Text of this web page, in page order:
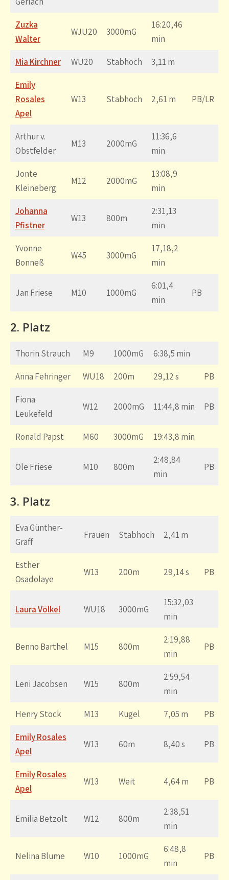
Zuzka
Walter
WJU20 3000mG
16:20,46
min
Mia Kirchner WU20 Stabhoch 3,11 m
Emily
Rosales
Apel
W13 Stabhoch 2,61 m PB/LR
Arthur v.
Obstfelder
M13 2000mG
11:36,6
min
Jonte
Kleineberg
M12 2000mG
13:08,9
min
Johanna
Pfistner
W13 800m
2:31,13
min
Yvonne
Bonneß
W45 3000mG
17,18,2
min
Jan Friese M10 1000mG
6:01,4
min
PB
2. Platz
Thorin Strauch M9 1000mG 6:38,5 min
Anna Fehringer WU18 200m 29,12 s PB
Fiona
Leukefeld
W12 2000mG 11:44,8 min PB
Ronald Papst M60 3000mG 19:43,8 min
Ole Friese M10 800m
2:48,84
min
PB
3. Platz
Eva Günther-
Gräff
Frauen Stabhoch 2,41 m
Esther
Osadolaye
W13 200m 29,14 s PB
Laura Völkel WU18 3000mG
15:32,03
min
Benno Barthel M15 800m
2:19,88
min
PB
Leni Jacobsen W15 800m
2:59,54
min
Henry Stock M13 Kugel 7,05 m PB
Emily Rosales
Apel
W13 60m 8,40 s PB
Emily Rosales
Apel
W13 Weit 4,64 m PB
Emilia Betzolt W12 800m
2:38,51
min
Nelina Blume W10 1000mG
6:48,8
min
PB